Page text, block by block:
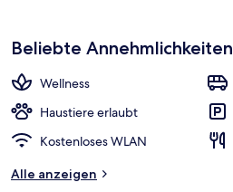
Beliebte Annehmlichkeiten
Wellness
Haustiere erlaubt
Kostenloses WLAN
Alle anzeigen